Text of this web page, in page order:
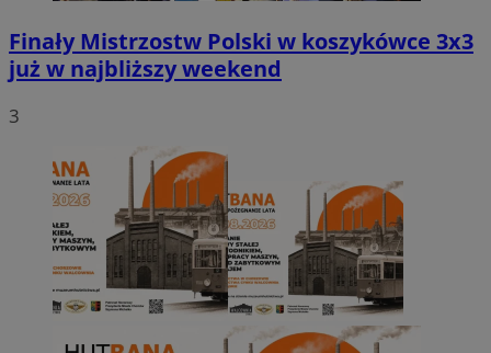
Finały Mistrzostw Polski w koszykówce 3x3
już w najbliższy weekend
3